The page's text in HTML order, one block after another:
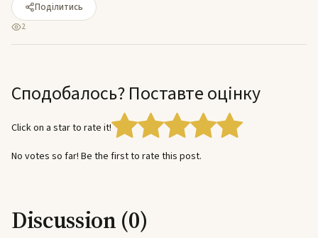
Поділитись
2
Сподобалось? Поставте оцінку
Click on a star to rate it!
No votes so far! Be the first to rate this post.
Discussion (0)